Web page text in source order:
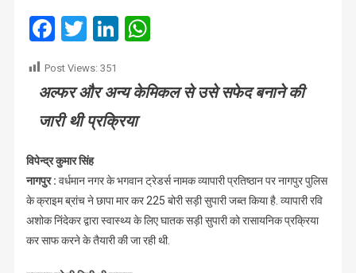
225
बोरी
सुपारी
Facebook
TwitterLinkedIn
WhatsApp
Post Views: 351
अल्फर और अन्य केमिकल से उसे सफेद बनाने की
जारी थी प्रक्रिया
विपेन्द्र कुमार सिंह
नागपुर : वर्धमान नगर के भगवान ट्रेडर्स नामक व्यापारी प्रतिष्ठान पर नागपुर पुलिस
के क्राइम ब्रांच ने छापा मार कर 225 बोरी सड़ी सुपारी जब्त किया है. व्यापारी रवि
अशोक निंदेकर द्वारा स्वास्थ्य के लिए घातक सड़ी सुपारी को रासायनिक प्रक्रिया
कर साफ करने के तैयारी की जा रही थी.